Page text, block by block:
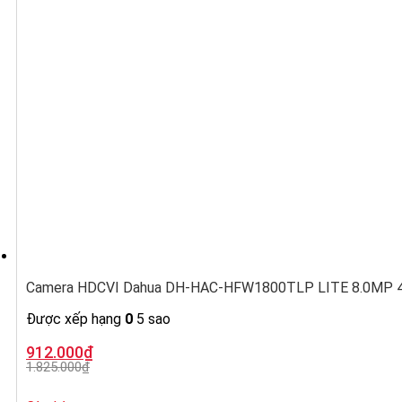
Camera HDCVI Dahua DH-HAC-HFW1800TLP LITE 8.0MP
Được xếp hạng 0 5 sao
1.825.000₫
Giá
gốc
912.000₫
Giá
hiện